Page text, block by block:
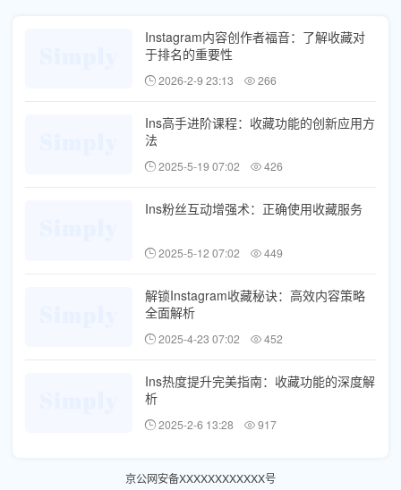
Instagram内容创作者福音：了解收藏对
于排名的重要性
2026-2-9 23:13 266
Ins高手进阶课程：收藏功能的创新应用方
法
2025-5-19 07:02 426
Ins粉丝互动增强术：正确使用收藏服务
2025-5-12 07:02 449
解锁Instagram收藏秘诀：高效内容策略
全面解析
2025-4-23 07:02 452
Ins热度提升完美指南：收藏功能的深度解
析
2025-2-6 13:28 917
京公网安备XXXXXXXXXXXX号